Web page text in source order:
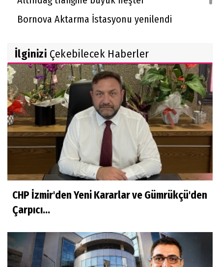
Bornova Aktarma İstasyonu yenilendi
İlginizi Çekebilecek Haberler
CHP İzmir'den Yeni Kararlar ve Gümrükçü'den
Çarpıcı...